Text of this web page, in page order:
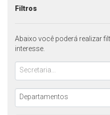
Filtros
Abaixo você poderá realizar
interesse.
Secretaria...
Departamentos